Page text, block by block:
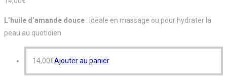
L’huile d’amande douce : idéale en massage ou pour hydrater la
peau au quotidien
14,00€Ajouter au panier